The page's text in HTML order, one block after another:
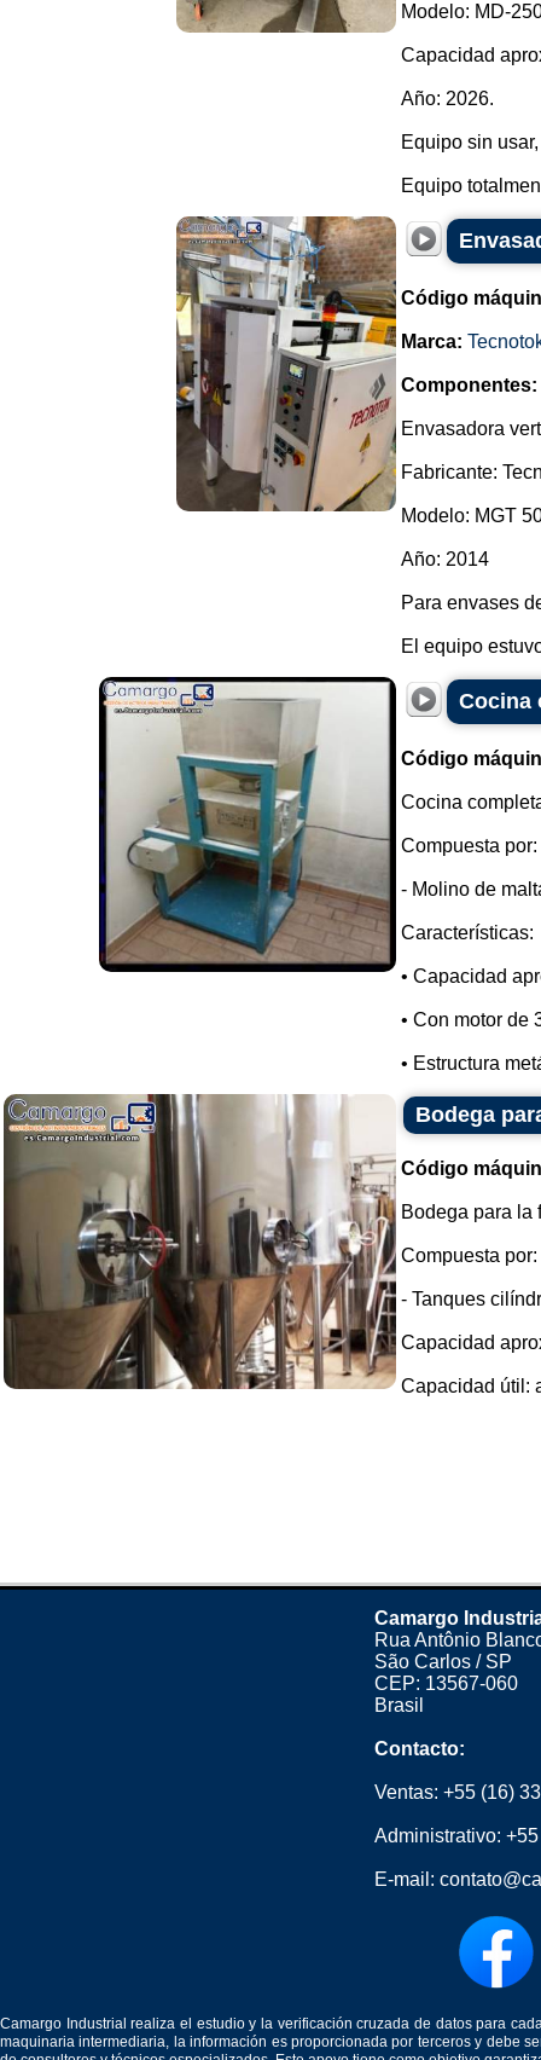
Modelo: MD-
Capacidad
Año: 2026.
Equipo sin
Equipo
Código
Marca:
Componentes:
Envasadora
Fabricante:
Modelo: MGT
Año: 2014
Para envases
El equipo
Cocina
Código
Cocina
Compuesta por:
- Molino de
Características:
• Capacidad
• Con motor de
• Estructura
Bodega
Código
Bodega para la
Compuesta por:
- Tanques
Capacidad
Capacidad útil:
Camargo
Rua Antônio
São Carlos / SP
CEP: 13567-060
Brasil
Contacto:
Ventas: +55 (16)
Administrativo:
E-mail:
Camargo Industrial realiza el estudio y la verificación cruzada de datos para
maquinaria intermediaria, la información es proporcionada por terceros y debe